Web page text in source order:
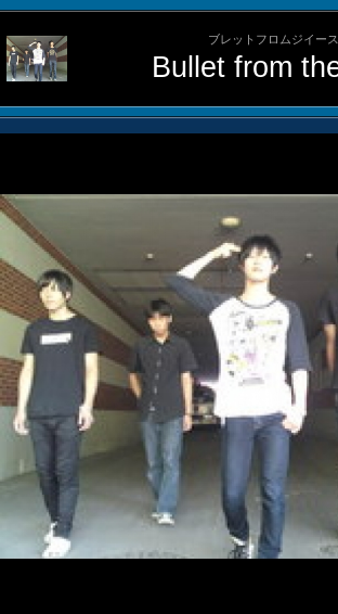
ブレットフロムジイース
Bullet from